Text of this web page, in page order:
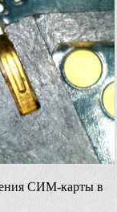
СИМ-карты в